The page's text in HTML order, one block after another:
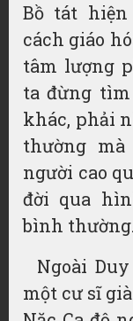
Bồ tát
cách giáo
tâm lượng
ta đừng
khác, phải
thường
người cao
đời qua
bình thường.
Ngoài
một cư sĩ